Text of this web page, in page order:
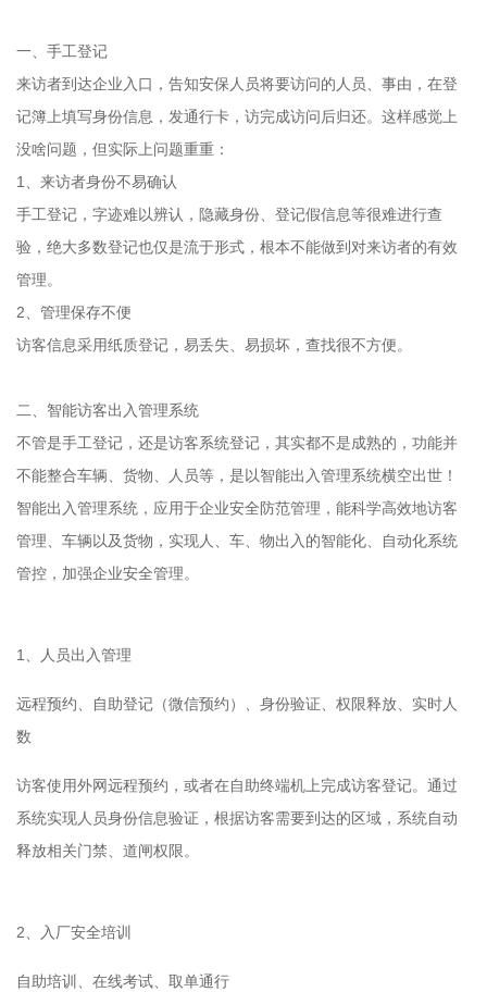
一、手工登记
来访者到达企业入口，告知安保人员将要访问的人员、事由，在登
记簿上填写身份信息，发通行卡，访完成访问后归还。这样感觉上
没啥问题，但实际上问题重重：
1、来访者身份不易确认
手工登记，字迹难以辨认，隐藏身份、登记假信息等很难进行查
验，绝大多数登记也仅是流于形式，根本不能做到对来访者的有效
管理。
2、管理保存不便
访客信息采用纸质登记，易丢失、易损坏，查找很不方便。
二、智能访客出入管理系统
不管是手工登记，还是访客系统登记，其实都不是成熟的，功能并
不能整合车辆、货物、人员等，是以智能出入管理系统横空出世！
智能出入管理系统，应用于企业安全防范管理，能科学高效地访客
管理、车辆以及货物，实现人、车、物出入的智能化、自动化系统
管控，加强企业安全管理。
1、人员出入管理
远程预约、自助登记（微信预约）、身份验证、权限释放、实时人
数
访客使用外网远程预约，或者在自助终端机上完成访客登记。通过
系统实现人员身份信息验证，根据访客需要到达的区域，系统自动
释放相关门禁、道闸权限。
2、入厂安全培训
自助培训、在线考试、取单通行